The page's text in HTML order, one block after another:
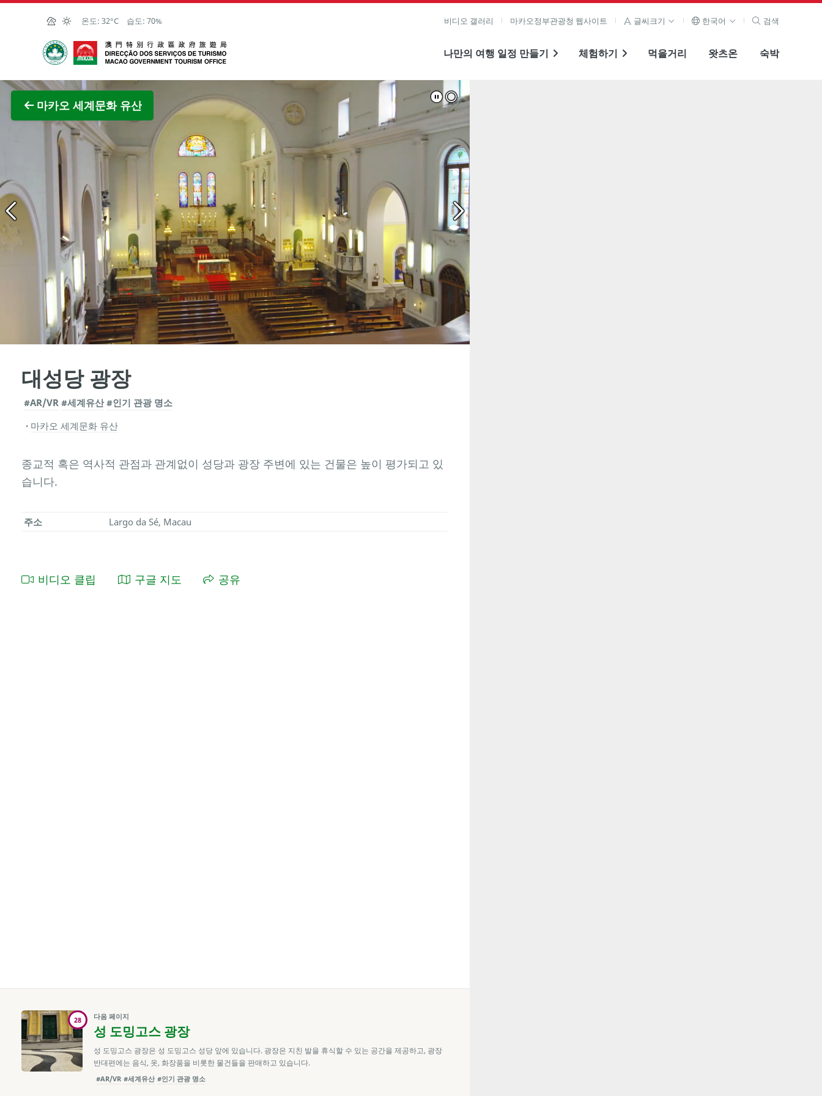
Skip to Main Content
온도: 32°C 습도: 70% 비디오 갤러리 마카오정부관광청 웹사이트 글씨크기 한국어 검색
마카오정부관광청
나만의 여행 일정 만들기 체험하기 먹을거리 왓츠온 숙박
마카오 세계문화 유산
대성당 광장
#AR/VR #세계유산 #인기 관광 명소
마카오 세계문화 유산
종교적 혹은 역사적 관점과 관계없이 성당과 광장 주변에 있는 건물은 높이 평가되고 있
습니다.
주소 Largo da Sé, Macau
비디오 클립 구글 지도 공유
28 다음 페이지
성 도밍고스 광장
성 도밍고스 광장은 성 도밍고스 성당 앞에 있습니다. 광장은 지친 발을 휴식할 수 있는 공간을 제공하고, 광장
반대편에는 음식, 옷, 화장품을 비롯한 물건들을 판매하고 있습니다.
#AR/VR #세계유산 #인기 관광 명소